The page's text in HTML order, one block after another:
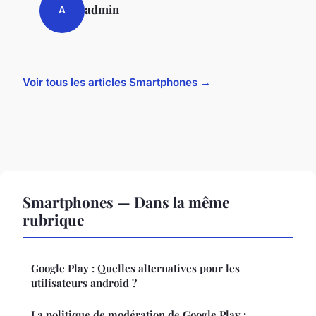
A admin
Voir tous les articles Smartphones →
Smartphones — Dans la même
rubrique
Google Play : Quelles alternatives pour les
utilisateurs android ?